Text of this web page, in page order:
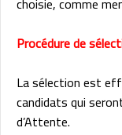
Procédure de
La sélection est
candidats qui
d’Attente.